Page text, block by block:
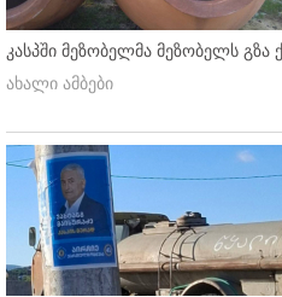
კასპში მეზობელმა მეზობელს გზა
ახალი ამბები